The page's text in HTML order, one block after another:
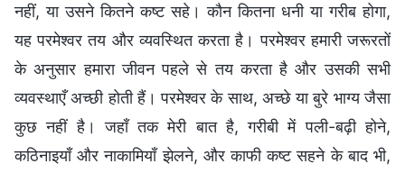
नहीं, या उसने कितने कष्ट सहे। कौन कितना धनी या गरीब होगा,
यह परमेश्वर तय और व्यवस्थित करता है। परमेश्वर हमारी जरूरतों
के अनुसार हमारा जीवन पहले से तय करता है और उसकी सभी
व्यवस्थाएँ अच्छी होती हैं। परमेश्वर के साथ, अच्छे या बुरे भाग्य जैसा
कुछ नहीं है। जहाँ तक मेरी बात है, गरीबी में पली-बढ़ी होने,
कठिनाइयाँ और नाकामियाँ झेलने, और काफी कष्ट सहने के बाद भी,